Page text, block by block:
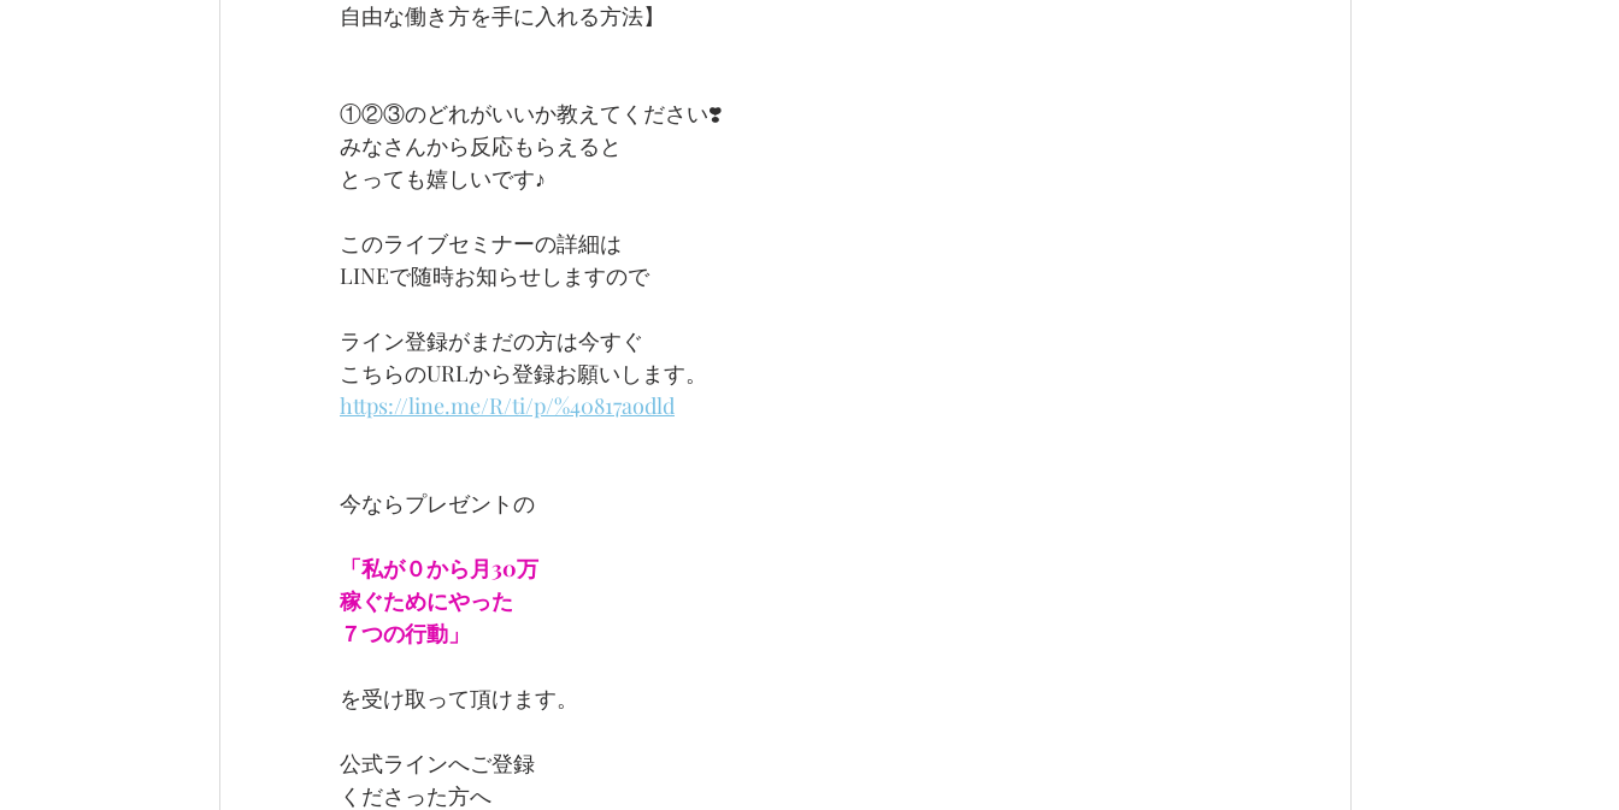
自由な働き方を手に入れる方法】
①②③のどれがいいか教えてください❣️
みなさんから反応もらえると
とっても嬉しいです♪
このライブセミナーの詳細は
LINEで随時お知らせしますので
ライン登録がまだの方は今すぐ
こちらのURLから登録お願いします。
https://line.me/R/ti/p/%40817aodld
今ならプレゼントの
「私が０から月30万
稼ぐためにやった
７つの行動」
を受け取って頂けます。
公式ラインへご登録
くださった方へ